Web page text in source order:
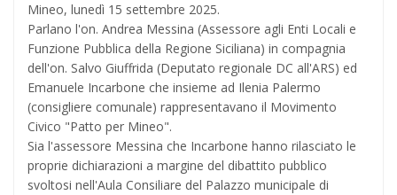
Mineo, lunedì 15 settembre 2025.
Parlano l'on. Andrea Messina (Assessore agli Enti Locali e
Funzione Pubblica della Regione Siciliana) in compagnia
dell'on. Salvo Giuffrida (Deputato regionale DC all'ARS) ed
Emanuele Incarbone che insieme ad Ilenia Palermo
(consigliere comunale) rappresentavano il Movimento
Civico "Patto per Mineo".
Sia l'assessore Messina che Incarbone hanno rilasciato le
proprie dichiarazioni a margine del dibattito pubblico
svoltosi nell'Aula Consiliare del Palazzo municipale di